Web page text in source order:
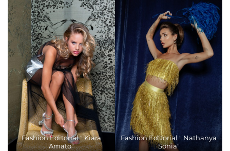
Fashion Editorial " Kiara
Amato"
Fashion Editorial " Nathanya
Sonia"